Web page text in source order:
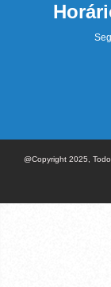
@Copyright 2025,